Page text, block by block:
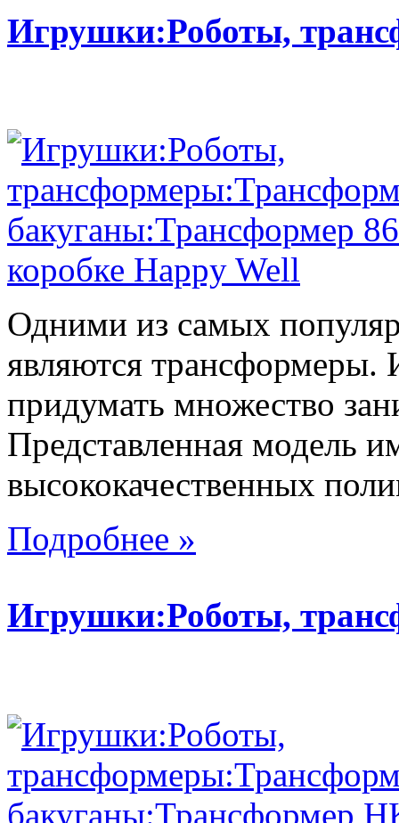
Игрушки:Роботы,
Одними из самых
являются
придумать множество
Представленная модель
высококачественных
Подробнее »
Игрушки:Роботы,